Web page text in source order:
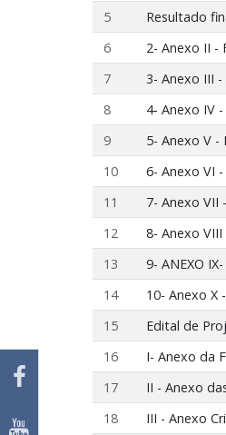
5
Resultado
6
2- Anexo II -
7
3- Anexo III
8
4- Anexo IV
9
5- Anexo V -
10
6- Anexo VI
11
7- Anexo VII
12
8- Anexo
13
9- ANEXO
14
10- Anexo X
15
Edital de
16
I- Anexo da
17
II - Anexo
18
III - Anexo